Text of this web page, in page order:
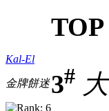
TOP
Kal-El
金牌餅迷3# 大